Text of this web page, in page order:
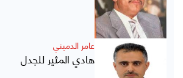
عامر الدميني
هادي المثير للجدل